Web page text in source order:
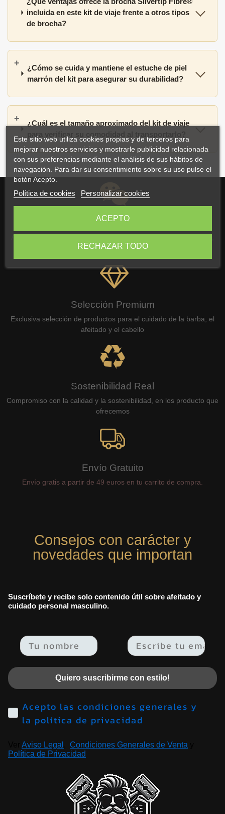
incluida en este kit de viaje frente a otros tipos
de brocha?
¿Cómo se cuida y mantiene el estuche de piel
marrón del kit para asegurar su durabilidad?
¿Cuál es el tamaño aproximado del kit de viaje
Este sitio web utiliza cookies propias y de terceros para
mejorar nuestros servicios y mostrarle publicidad relacionada
con sus preferencias mediante el análisis de sus hábitos de
navegación. Para dar su consentimiento sobre su uso pulse el
botón Acepto.
Política de cookies Personalizar cookies
RECHAZAR TODO
ACEPTO
Atención Experta
WhatsApp o teléfono
Selección Premium
Exclusiva selección de productos para el cuidado de la barba, el
afeitado y el cabello
Sostenibilidad Real
Compromiso con la calidad y la sostenibilidad, en los producto que
ofrecemos
Envío Gratuito
Envío gratis a partir de 49 euros en tu carrito de compra.
Consejos con carácter y
novedades que importan
Suscríbete y recibe solo contenido útil sobre afeitado y
cuidado personal masculino.
Email
Quiero suscribirme con estilo!
Acepto las condiciones generales y
la política de privacidad
Aviso Legal Condiciones Generales de Venta
Política de Privacidad